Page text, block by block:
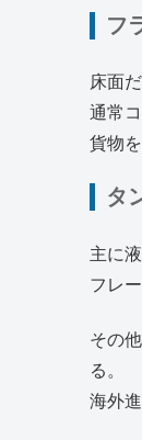
フ
床面
通常
貨物
タ
主に
フレ
その
る。
海外